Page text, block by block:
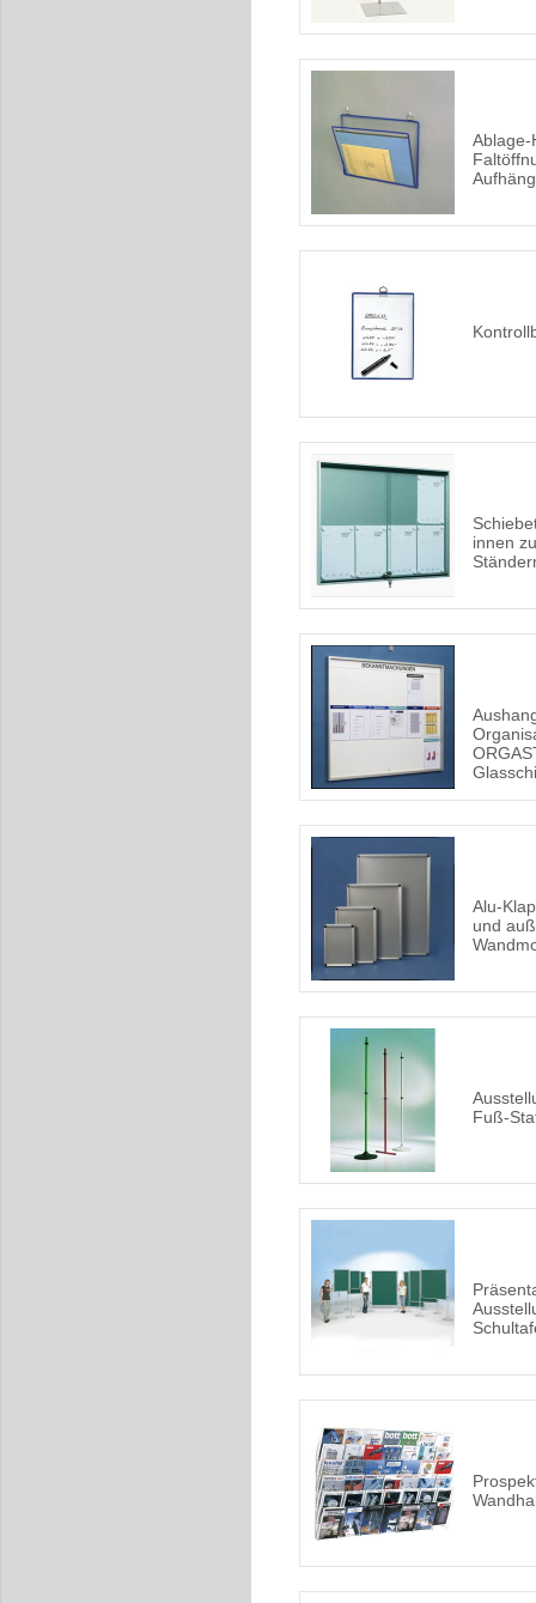
Ablage-
innen
Alu-
und
Fuß-